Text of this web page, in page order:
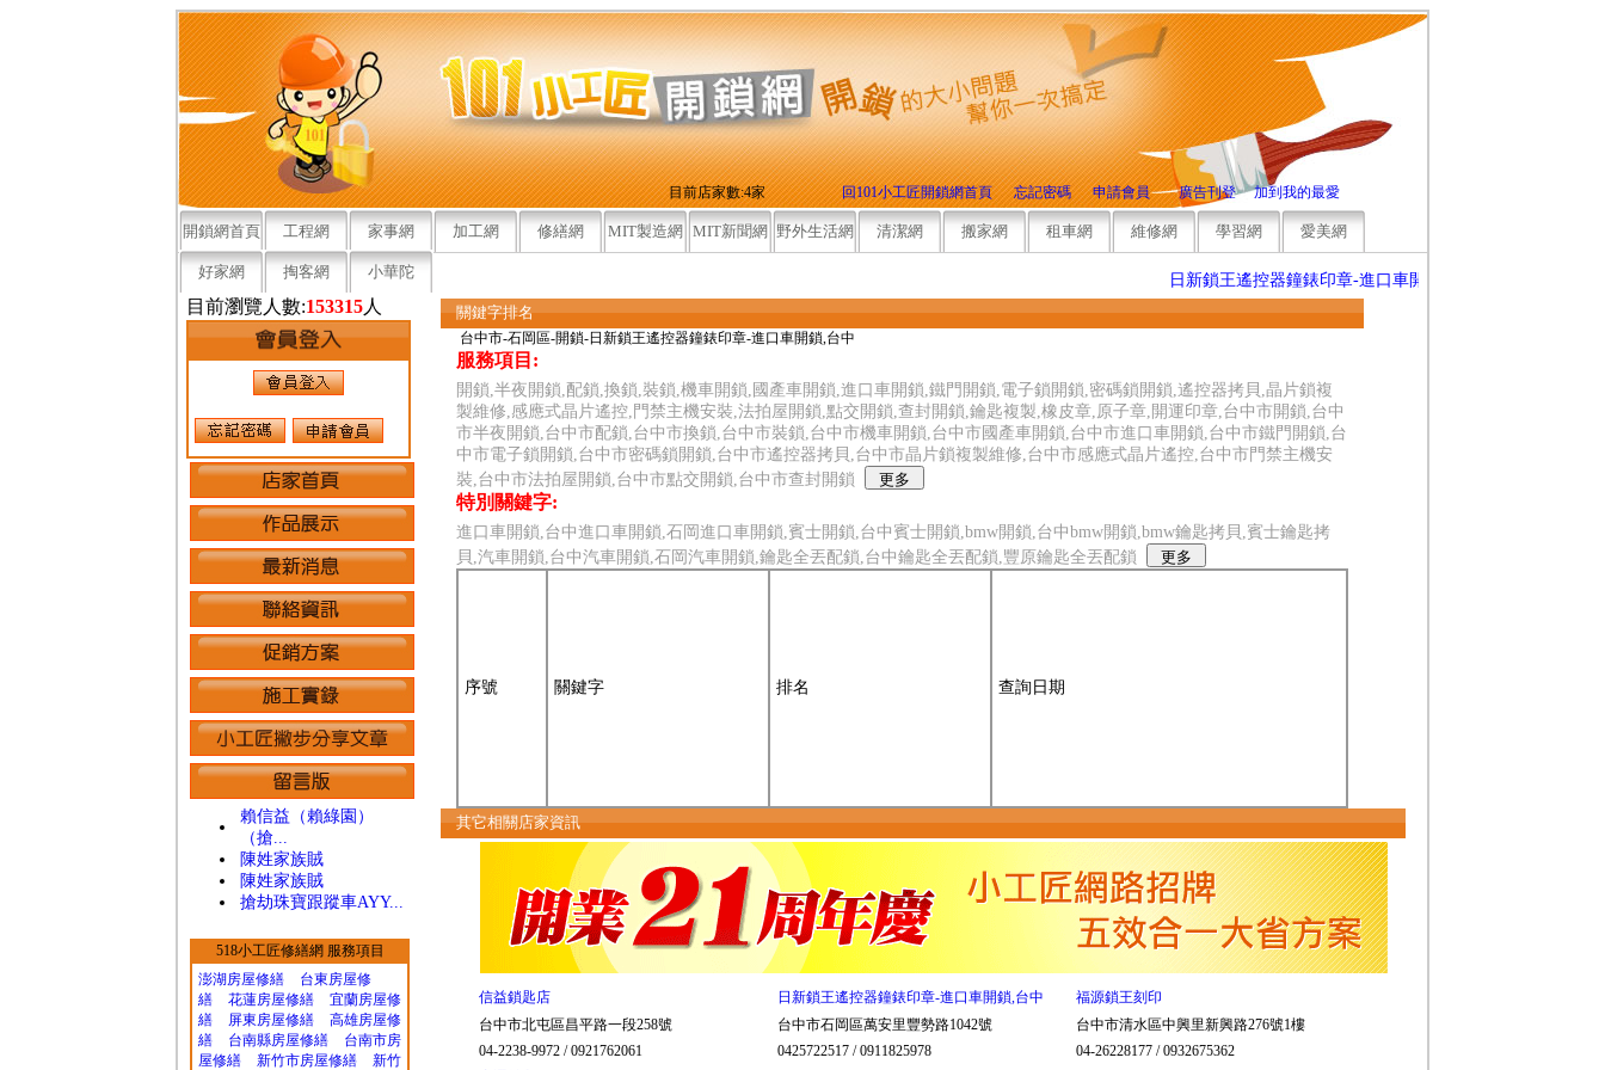
目前店家數:4家 回101小工匠開鎖網首頁 忘記密碼 申請會員 廣告刊登 加到我的最愛
開鎖網首頁 工程網 家事網 加工網 修繕網 MIT製造網 MIT新聞網 野外生活網 清潔網 搬家網 租車網 維修網 學習網 愛美網
好家網 掏客網 小華陀 日新鎖王遙控器鐘錶印章-進口車開鎖,台中歡迎來電洽詢，竭
目前瀏覽人數:153315人
賴信益（賴綠園）
（搶...
陳姓家族賊
陳姓家族賊
搶劫珠寶跟蹤車AYY...
518小工匠修繕網 服務項目
澎湖房屋修繕
台東房屋修
繕
花蓮房屋修繕
宜蘭房屋修
繕
屏東房屋修繕
高雄房屋修
繕
台南縣房屋修繕
台南市房
屋修繕
新竹市房屋修繕
新竹
關鍵字排名
台中市-石岡區-開鎖-日新鎖王遙控器鐘錶印章-進口車開鎖,台中
服務項目:
開鎖,半夜開鎖,配鎖,換鎖,裝鎖,機車開鎖,國產車開鎖,進口車開鎖,鐵門開鎖,電子鎖開鎖,密碼鎖開鎖,遙控器拷貝,晶片鎖複
製維修,感應式晶片遙控,門禁主機安裝,法拍屋開鎖,點交開鎖,查封開鎖,鑰匙複製,橡皮章,原子章,開運印章,台中市開鎖,台中
市半夜開鎖,台中市配鎖,台中市換鎖,台中市裝鎖,台中市機車開鎖,台中市國產車開鎖,台中市進口車開鎖,台中市鐵門開鎖,台
中市電子鎖開鎖,台中市密碼鎖開鎖,台中市遙控器拷貝,台中市晶片鎖複製維修,台中市感應式晶片遙控,台中市門禁主機安
裝,台中市法拍屋開鎖,台中市點交開鎖,台中市查封開鎖
特別關鍵字:
進口車開鎖,台中進口車開鎖,石岡進口車開鎖,賓士開鎖,台中賓士開鎖,bmw開鎖,台中bmw開鎖,bmw鑰匙拷貝,賓士鑰匙拷
貝,汽車開鎖,台中汽車開鎖,石岡汽車開鎖,鑰匙全丟配鎖,台中鑰匙全丟配鎖,豐原鑰匙全丟配鎖
序號 關鍵字 排名 查詢日期
其它相關店家資訊
信益鎖匙店
台中市北屯區昌平路一段258號
04-2238-9972 / 0921762061
日新鎖王遙控器鐘錶印章-進口車開鎖,台中
台中市石岡區萬安里豐勢路1042號
0425722517 / 0911825978
福源鎖王刻印
台中市清水區中興里新興路276號1樓
04-26228177 / 0932675362